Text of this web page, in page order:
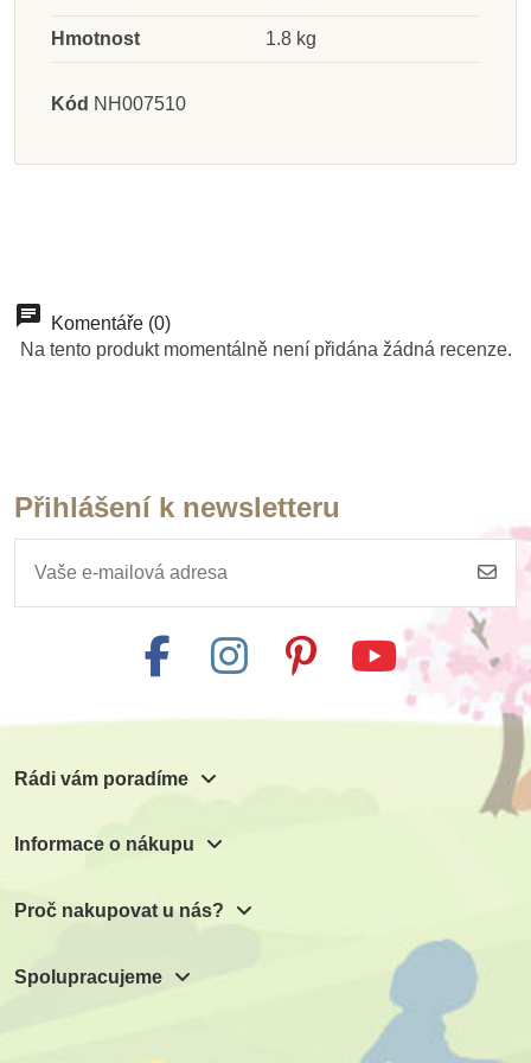
Přidat do košíku
Přidat do košíku
Přidat do košíku
Přidat do košíku
Hmotnost 1.8 kg
Kód NH007510
Komentáře (0)
Na tento produkt momentálně není přidána žádná recenze.
Přihlášení k newsletteru
Rádi vám poradíme
Informace o nákupu
Proč nakupovat u nás?
Spolupracujeme